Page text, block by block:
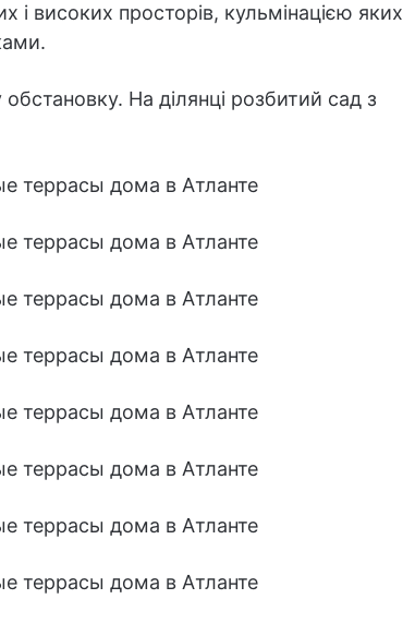
і високих просторів, кульмінацією яких
На ділянці розбитий сад з